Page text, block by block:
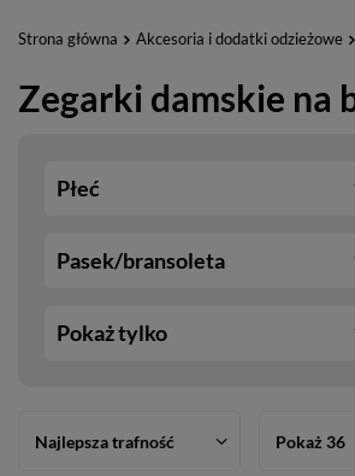
Strona główna Akcesoria i dodatki odzieżowe
Zegarki damskie na
Płeć
Pasek/bransoleta
Pokaż tylko
Najlepsza trafność
Pokaż 36